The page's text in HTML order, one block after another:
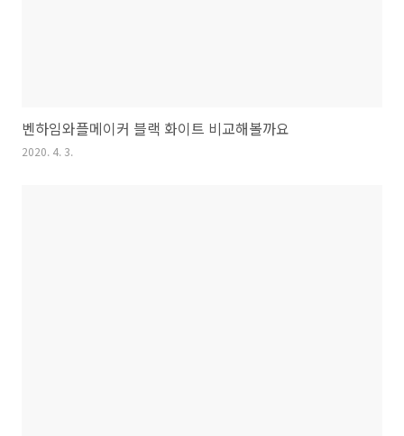
벤하임와플메이커 블랙 화이트 비교해볼까요
2020. 4. 3.